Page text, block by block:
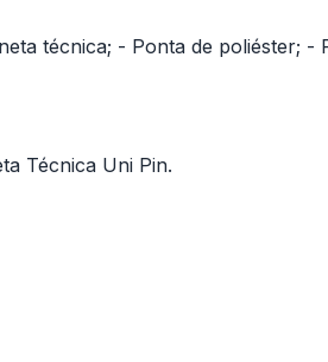
técnica; - Ponta de poliéster;
Técnica Uni Pin.